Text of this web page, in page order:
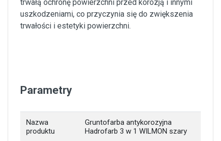
trwałą ochronę powierzchni przed korozją i innymi
uszkodzeniami, co przyczynia się do zwiększenia
trwałości i estetyki powierzchni.
Parametry
Nazwa
produktu
Gruntofarba antykorozyjna
Hadrofarb 3 w 1 WILMON szary